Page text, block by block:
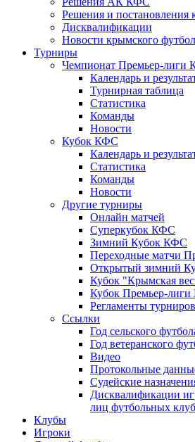
Решения и постановления
Дисквалификации
Новости крымского
Турниры
Чемпионат Премьер-лиги
Календарь и
Турнирная таблица
Статистика
Команды
Новости
Кубок КФС
Календарь и
Статистика
Команды
Новости
Другие турниры
Онлайн матчей
Суперкубок КФС
Зимний Кубок КФС
Переходные матчи
Открытый зимний
Кубок "Крымская
Кубок Премьер-
Регламенты
Ссылки
Год сельского
Год ветеранского
Видео
Протокольные
Судейские
Дисквалификации
лиц футбольных
Клубы
Игроки